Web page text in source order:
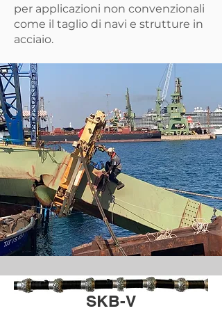
per applicazioni non convenzionali
come il taglio di navi e strutture in
acciaio.
SKB-V